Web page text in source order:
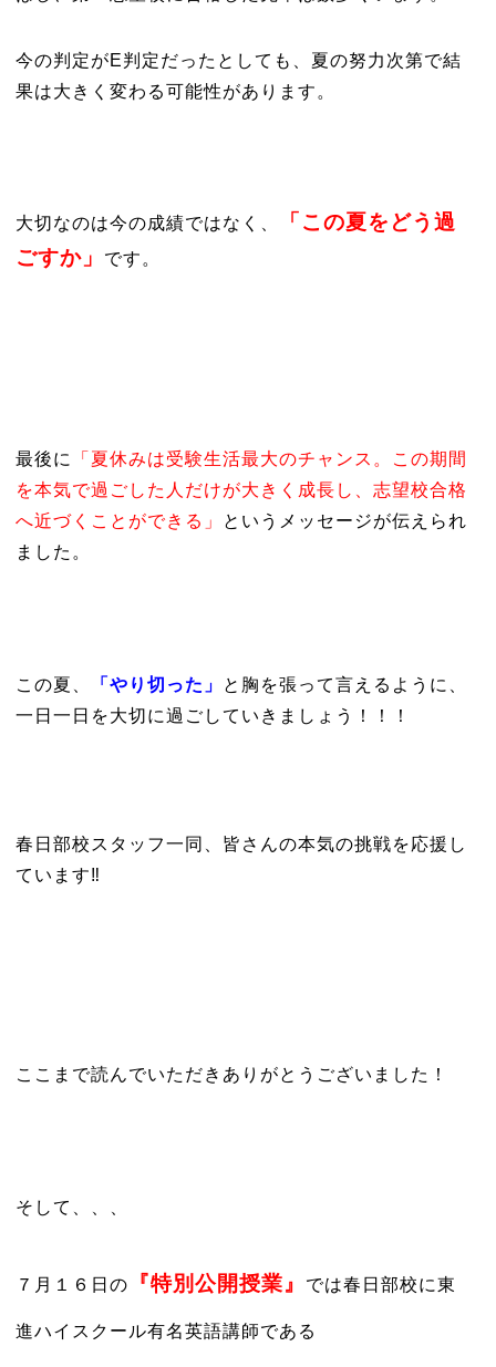
今の判定がE判定だったとしても、夏の努力次第で結
果は大きく変わる可能性があります。
大切なのは今の成績ではなく、
「この夏をどう過
ごすか」
です。
最後に
「夏休みは受験生活最大のチャンス。この期間
を本気で過ごした人だけが大きく成長し、志望校合格
へ近づくことができる」
というメッセージが伝えられ
ました。
この夏、 「やり切った」
と胸を張って言えるように、
一日一日を大切に過ごしていきましょう！！！
春日部校スタッフ一同、皆さんの本気の挑戦を応援し
ています‼️
ここまで読んでいただきありがとうございました！
そして、、、
７月１６日の 『特別公開授業』 では春日部校に東
進ハイスクール有名英語講師である